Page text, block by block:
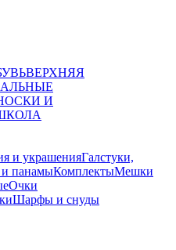
ВЕРХНЯЯ
И
и украшенияГалстуки,
панамыКомплектыМешки
Очки
Шарфы и снуды